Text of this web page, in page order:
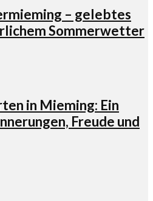
– gelebtes
Sommerwetter
in Mieming: Ein
Freude und